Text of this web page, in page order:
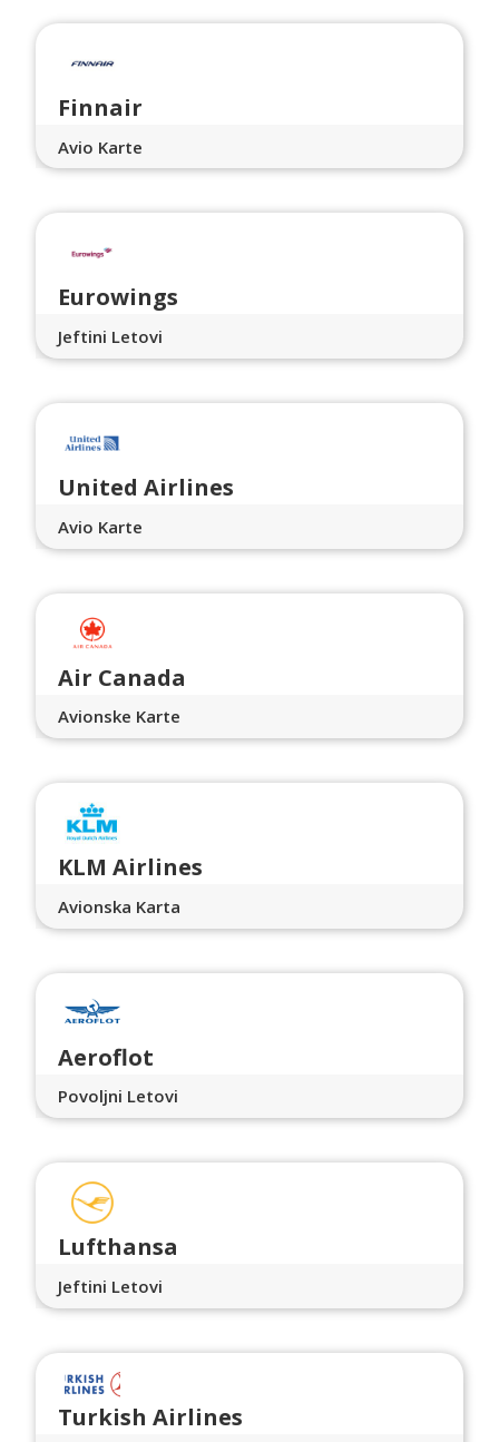
Finnair
Avio Karte
Eurowings
Jeftini Letovi
United Airlines
Avio Karte
Air Canada
Avionske Karte
KLM Airlines
Avionska Karta
Aeroflot
Povoljni Letovi
Lufthansa
Jeftini Letovi
Turkish Airlines